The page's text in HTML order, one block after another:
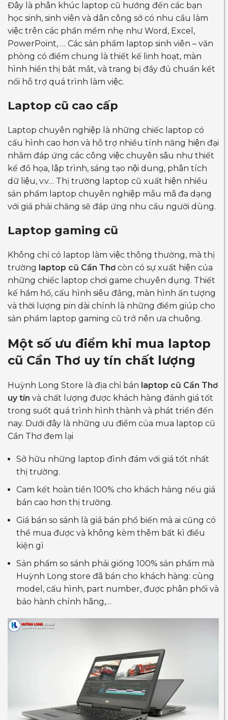
Đây là phân khúc laptop cũ hướng đến các bạn
học sinh, sinh viên và dân công sở có nhu cầu làm
việc trên các phần mềm nhẹ như Word, Excel,
PowerPoint, … Các sản phẩm laptop sinh viên – văn
phòng có điểm chung là thiết kế linh hoạt, màn
hình hiển thị bắt mắt, và trang bị đầy đủ chuẩn kết
nối hỗ trợ quá trình làm việc.
Laptop cũ cao cấp
Laptop chuyên nghiệp là những chiếc laptop có
cấu hình cao hơn và hỗ trợ nhiều tính năng hiện đại
nhằm đáp ứng các công việc chuyên sâu như thiết
kế đồ họa, lập trình, sáng tạo nội dung, phân tích
dữ liệu, v.v… Thị trường laptop cũ xuất hiện nhiều
sản phẩm laptop chuyên nghiệp mẫu mã đa dạng
với giá phải chăng sẽ đáp ứng nhu cầu người dùng.
Laptop gaming cũ
Không chỉ có laptop làm việc thông thường, mà thị
trường laptop cũ Cần Thơ còn có sự xuất hiện của
những chiếc laptop chơi game chuyên dụng. Thiết
kế hầm hố, cấu hình siêu đẳng, màn hình ấn tượng
và thời lượng pin dài chính là những điểm giúp cho
sản phẩm laptop gaming cũ trở nên ưa chuộng.
Một số ưu điểm khi mua laptop
cũ Cần Thơ uy tín chất lượng
Huỳnh Long Store là địa chỉ bán laptop cũ Cần Thơ
uy tín và chất lượng được khách hàng đánh giá tốt
trong suốt quá trình hình thành và phát triển đến
nay. Dưới đây là những ưu điểm của mua laptop cũ
Cần Thơ đem lại
Sở hữu những laptop đình đám với giá tốt nhất
thị trường.
Cam kết hoàn tiền 100% cho khách hàng nếu giá
bán cao hơn thị trường.
Giá bán so sánh là giá bán phổ biến mà ai cũng có
thể mua được và không kèm thêm bất kì điều
kiện gì
Sản phẩm so sánh phải giống 100% sản phẩm mà
Huỳnh Long store đã bán cho khách hàng: cùng
model, cấu hình, part number, được phân phối và
bảo hành chính hãng,…